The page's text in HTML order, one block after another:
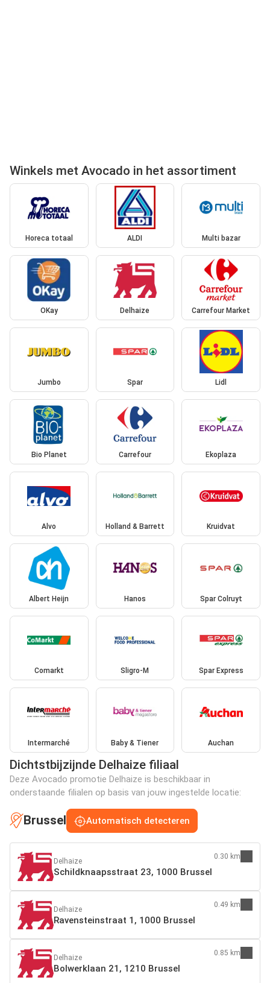
Winkels met Avocado in het assortiment
Horeca totaal ALDI Multi bazar
OKay Delhaize Carrefour Market
Jumbo Spar Lidl
Bio Planet Carrefour Ekoplaza
Alvo Holland & Barrett Kruidvat
Albert Heijn Hanos Spar Colruyt
Comarkt Sligro-M Spar Express
Intermarché Baby & Tiener Auchan
Dichtstbijzijnde Delhaize filiaal
Deze Avocado promotie Delhaize is beschikbaar in
onderstaande filialen op basis van jouw ingestelde locatie:
Brussel Automatisch detecteren
Delhaize
Schildknaapsstraat 23, 1000 Brussel
0.30 km
Delhaize
Ravensteinstraat 1, 1000 Brussel
0.49 km
Delhaize
Bolwerklaan 21, 1210 Brussel
0.85 km